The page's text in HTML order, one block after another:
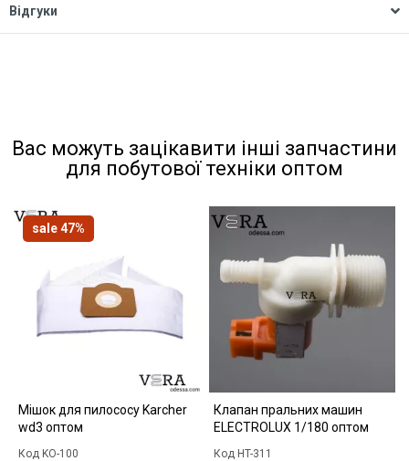
Відгуки
Вас можуть зацікавити інші запчастини
для побутової техніки оптом
Мішок для пилососу Karcher
wd3 оптом
Код KO-100
sale 47%
Клапан пральних машин
ELECTROLUX 1/180 оптом
Код HT-311